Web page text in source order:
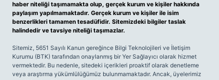
haber niteliği taşımamakta olup, gerçek kurum ve kişiler hakkında
paylaşım yapılmamaktadır. Gerçek kurum ve kişiler ile isim
benzerlikleri tamamen tesadüfidir. Sitemizdeki bilgiler taslak
halindedir ve tavsiye niteliği taşımazlar.
Sitemiz, 5651 Sayılı Kanun gereğince Bilgi Teknolojileri ve İletişim
Kurumu (BTK) tarafından onaylanmış bir Yer Sağlayıcı olarak hizmet
vermektedir. Bu nedenle, sitedeki içerikleri proaktif olarak denetleme
veya araştırma yükümlülüğümüz bulunmamaktadır. Ancak, üyelerimiz